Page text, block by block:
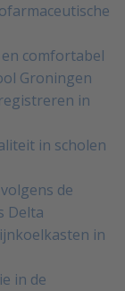
comfortabel
Groningen
in
in scholen
de
Delta
in
in de